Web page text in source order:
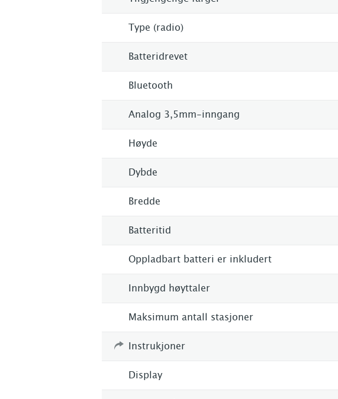
Type (radio)
Batteridrevet
Bluetooth
Analog 3,5mm-inngang
Høyde
Dybde
Bredde
Batteritid
Oppladbart batteri er inkludert
Innbygd høyttaler
Maksimum antall stasjoner
Instrukjoner
Display